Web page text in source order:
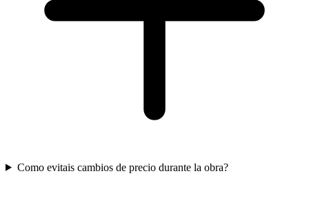
Como evitais cambios de precio durante la obra?